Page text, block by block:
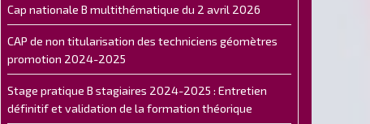
Cap nationale B multithématique du 2 avril 2026
CAP de non titularisation des techniciens géomètres
promotion 2024-2025
Stage pratique B stagiaires 2024-2025 : Entretien
définitif et validation de la formation théorique